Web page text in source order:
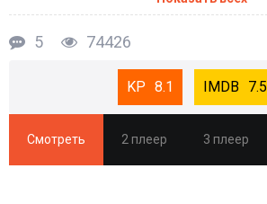
5 74426
8.1 7.5
Смотреть 2 плеер 3 плеер